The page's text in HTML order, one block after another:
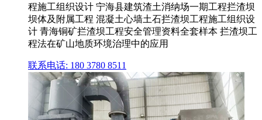
程施工组织设计 宁海县建筑渣土消纳场一期工程拦渣坝
坝体及附属工程 混凝土心墙土石拦渣坝工程施工组织设
计 青海铜矿拦渣坝工程安全管理资料全套样本 拦渣坝工
程法在矿山地质环境治理中的应用
联系电话: 180 3780 8511